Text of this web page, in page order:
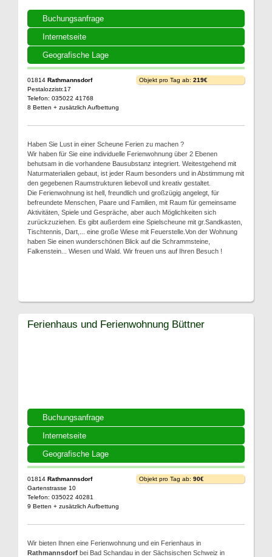
Buchungsanfrage
Internetseite
Geografische Lage
01814 Rathmannsdorf
Pestalozzistr.17
Telefon: 035022 41768
8 Betten + zusätzlich Aufbettung
Objekt pro Tag ab: 219€
Haben Sie Lust in einer Scheune Ferien zu machen ?
Wir haben für Sie eine individuelle Ferienwohnung über 2 Ebenen
behutsam in die vorhandene Bausubstanz integriert. Weitestgehend mit
Naturmaterialien gebaut, ist jeder Raum besonders und in Abstimmung mit
den gegebenen Raumstrukturen liebevoll und kreativ gestaltet.
Die Ferienwohnung ist hell, freundlich und großzügig angelegt, für
befreundete Menschen, Paare und Familien, mit Raum für gemeinsame
Aktivitäten, Spiele und Gespräche, aber auch Möglichkeiten sich
zurückzuziehen. Es gibt außerdem eine Spielscheune mit gr.Sandkasten,
Tischtennis, Dart,... eine große Wiese mit Feuerstelle.Von der Wohnung
haben Sie einen wunderschönen Blick auf die Schrammsteine,
Falkenstein... Wiesen und Wald. Wir freuen uns auf Ihren Besuch !
Buchungsanfrage
Internetseite
Geografische Lage
Ferienhaus und Ferienwohnung Büttner
01814 Rathmannsdorf
Gartenstrasse 10
Telefon: 035022 40281
9 Betten + zusätzlich Aufbettung
Objekt pro Tag ab: 90€
Wir bieten Ihnen eine Ferienwohnung und ein Ferienhaus in
Rathmannsdorf bei Bad Schandau in der Sächsischen Schweiz in